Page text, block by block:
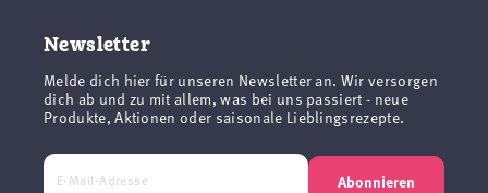
Newsletter
Melde dich hier für unseren Newsletter an. Wir versorgen
dich ab und zu mit allem, was bei uns passiert - neue
Produkte, Aktionen oder saisonale Lieblingsrezepte.
Abonnieren